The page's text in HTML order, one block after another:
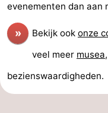
evenementen dan aan
» Bekijk ook onze
veel meer musea,
bezienswaardigheden.